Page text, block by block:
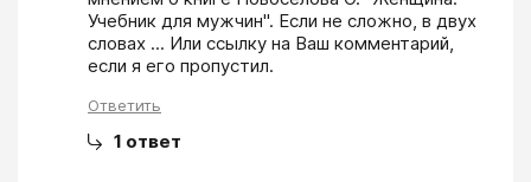
Учебник для мужчин". Если не сложно, в двух
словах ... Или ссылку на Ваш комментарий,
если я его пропустил.
Ответить
1 ответ